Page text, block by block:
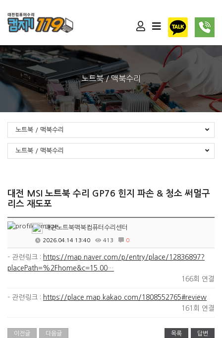
노트북 / 맥북수리
노트북 / 맥북수리
노트북 / 맥북수리
대전 MSI 노트북 수리 GP76 힌지 파손 & 청소 써멀구
리스 재도포
대전노트북맥북컴퓨터수리센터
2026.04.14 13:40 413 0
- 관련링크 : https://map.naver.com/p/entry/place/12836897?
placePath=%2Fhome&c=15.00…
166회 연결
- 관련링크 : https://place.map.kakao.com/1808552765#review
161회 연결
이전글 다음글 목록 답변